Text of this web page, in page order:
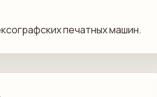
печатных машин.